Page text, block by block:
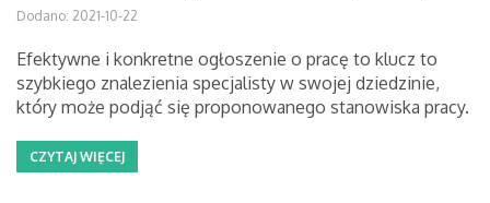
Dodano: 2021-10-22
Efektywne i konkretne ogłoszenie o pracę to klucz to
szybkiego znalezienia specjalisty w swojej dziedzinie,
który może podjąć się proponowanego stanowiska pracy.
CZYTAJ WIĘCEJ